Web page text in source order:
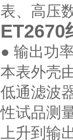
表、高压
ET2670
● 输出功
本表外壳
低通滤波
性试品测
上升到输